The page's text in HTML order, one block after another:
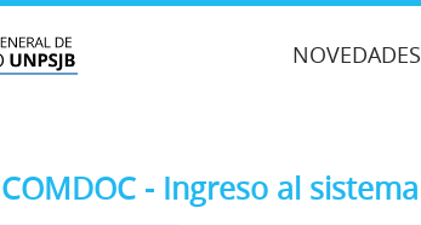
NOVEDADES
COMDOC - Ingreso al sistema